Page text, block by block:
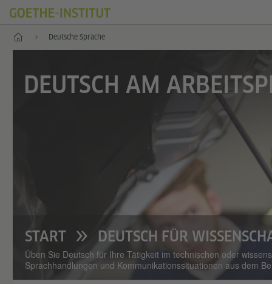
Start Deutsche Sprache
DEUTSCH AM
START DEUTSCH FÜR
Üben Sie Deutsch für Ihre Tätigkeit im technischen oder
Sprachhandlungen und Kommunikationssituationen aus dem